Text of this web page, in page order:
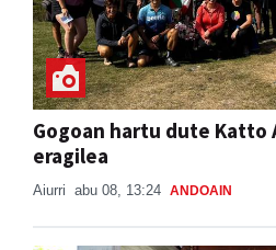
Gogoan hartu dute Katto
eragilea
Aiurri abu 08, 13:24 ANDOAIN